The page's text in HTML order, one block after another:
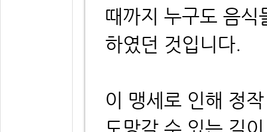
때까지 누구도 음식
하였던 것입니다.
이 맹세로 인해 정
도망갈 수 있는 길